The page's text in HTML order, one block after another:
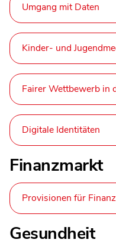
Umgang mit Daten
Kinder- und
Fairer Wettbewerb in
Digitale Identitäten
Finanzmarkt
Provisionen für
Gesundheit